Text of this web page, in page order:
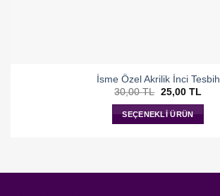
İsme Özel Akrilik İnci Tesbih
30,00TL Orijinal
30,00 TL.
25,00 TLŞu
SEÇENEKLI ÜRÜN